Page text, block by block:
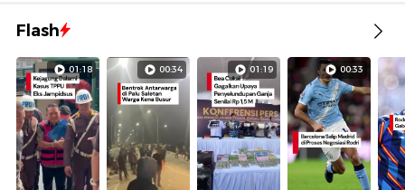
Flash
01:18 00:34 01:19 00:33